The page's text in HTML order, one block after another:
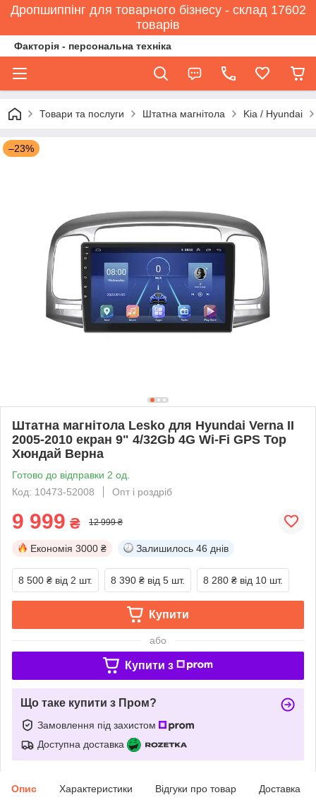
Дропшиппінг для товарного бізнесу - склад 17602
товарів
Факторія - персональна техніка
Товари та послуги Штатна магнітола Kia / Hyundai
–23%
Штатна магнітола Lesko для Hyundai Verna II
2005-2010 екран 9" 4/32Gb 4G Wi-Fi GPS Top
Хюндай Верна
Готово до відправки 2 од.
Код: 10473-52008
Опт і роздріб
9 999 ₴ 12 999 ₴
Економія 3000 ₴ Залишилось 46 днів
8 500 ₴ від 2 шт. 8 390 ₴ від 5 шт. 8 280 ₴ від 10 шт.
Купити
або
Купити з
Що таке купити з Пром?
Замовлення під захистом
Доступна доставка
Опис Характеристики Відгуки про товар Доставка